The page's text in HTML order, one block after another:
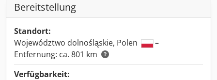
Bereitstellung
Standort:
Województwo dolnośląskie, Polen
–
Entfernung: ca. 801 km
Verfügbarkeit: